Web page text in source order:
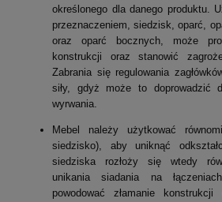
określonego dla danego produktu.
przeznaczeniem, siedzisk, oparć,
oraz oparć bocznych, może
konstrukcji oraz stanowić
Zabrania się regulowania
siły, gdyż może to doprowadzić
wyrwania.
Mebel należy użytkować
siedzisko), aby uniknąć
siedziska rozłoży się wtedy
unikania siadania na
powodować złamanie